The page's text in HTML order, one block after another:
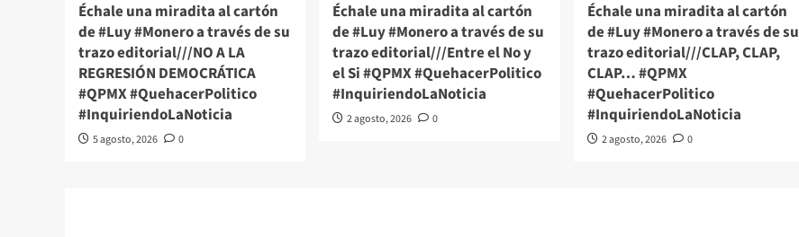
Échale una miradita al cartón
de #Luy #Monero a través de su
trazo editorial///NO A LA
REGRESIÓN DEMOCRÁTICA
#QPMX #QuehacerPolitico
#InquiriendoLaNoticia
5 agosto, 2026 0
Échale una miradita al cartón
de #Luy #Monero a través de su
trazo editorial///Entre el No y
el Si #QPMX #QuehacerPolitico
#InquiriendoLaNoticia
2 agosto, 2026 0
Échale una miradita al cartón
de #Luy #Monero a través de su
trazo editorial///CLAP, CLAP,
CLAP… #QPMX
#QuehacerPolitico
#InquiriendoLaNoticia
2 agosto, 2026 0